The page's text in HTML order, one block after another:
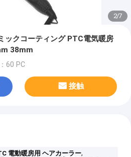
2/7
ックコーティング PTC電気暖房
38mm
60 PC
接触
電動暖房用 ヘアカーラー,